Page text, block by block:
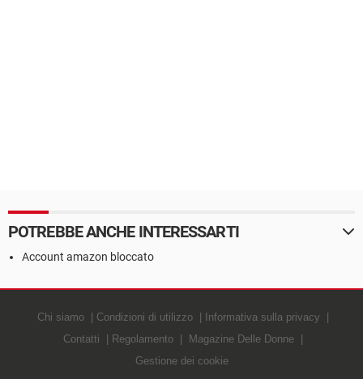
POTREBBE ANCHE INTERESSARTI
Account amazon bloccato
Chi siamo Condizioni di utilizzo
Informativa sulla privacy
Contatti
Regolamento
Magazine Delle Donne
Gestione dei cookie